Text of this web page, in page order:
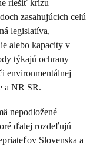
riešiť krízu
zasahujúcich celú
legislatíva,
alebo kapacity v
týkajú ochrany
environmentálnej
a NR SR.
nepodložené
ďalej rozdeľujú
Slovenska a